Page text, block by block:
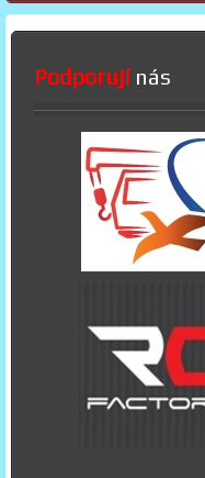
Podporujínás